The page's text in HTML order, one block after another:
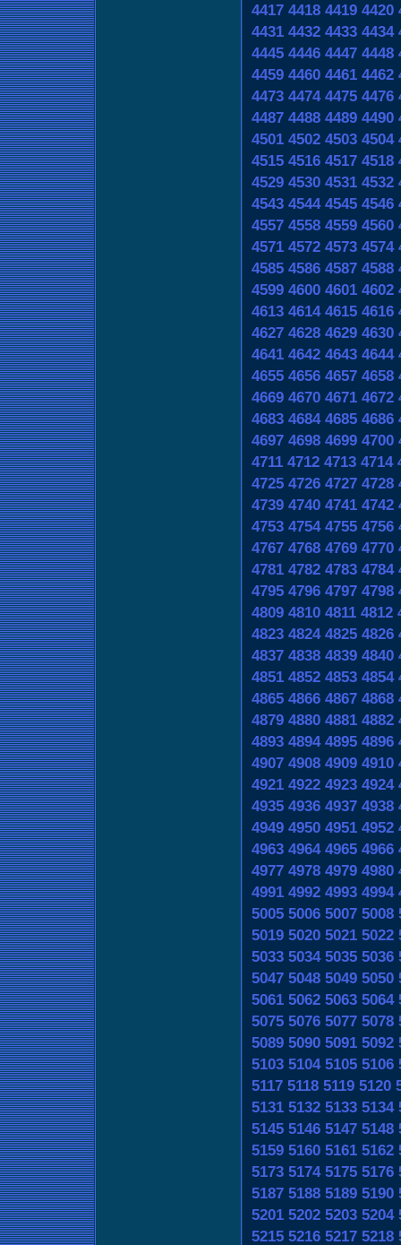
4417 4418 4419 4420
4431 4432 4433 4434
4445 4446 4447 4448
4459 4460 4461 4462
4473 4474 4475 4476
4487 4488 4489 4490
4501 4502 4503 4504
4515 4516 4517 4518
4529 4530 4531 4532
4543 4544 4545 4546
4557 4558 4559 4560
4571 4572 4573 4574
4585 4586 4587 4588
4599 4600 4601 4602
4613 4614 4615 4616
4627 4628 4629 4630
4641 4642 4643 4644
4655 4656 4657 4658
4669 4670 4671 4672
4683 4684 4685 4686
4697 4698 4699 4700
4711 4712 4713 4714
4725 4726 4727 4728
4739 4740 4741 4742
4753 4754 4755 4756
4767 4768 4769 4770
4781 4782 4783 4784
4795 4796 4797 4798
4809 4810 4811 4812
4823 4824 4825 4826
4837 4838 4839 4840
4851 4852 4853 4854
4865 4866 4867 4868
4879 4880 4881 4882
4893 4894 4895 4896
4907 4908 4909 4910
4921 4922 4923 4924
4935 4936 4937 4938
4949 4950 4951 4952
4963 4964 4965 4966
4977 4978 4979 4980
4991 4992 4993 4994
5005 5006 5007 5008
5019 5020 5021 5022
5033 5034 5035 5036
5047 5048 5049 5050
5061 5062 5063 5064
5075 5076 5077 5078
5089 5090 5091 5092
5103 5104 5105 5106
5117 5118 5119 5120
5131 5132 5133 5134
5145 5146 5147 5148
5159 5160 5161 5162
5173 5174 5175 5176
5187 5188 5189 5190
5201 5202 5203 5204
5215 5216 5217 5218